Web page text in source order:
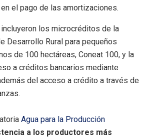
el pago de las amortizaciones.
los microcréditos de la
Desarrollo Rural para pequeños
de 100 hectáreas, Coneat 100, y la
a créditos bancarios mediante
del acceso a crédito a través de
Agua para la Producción
a los productores más